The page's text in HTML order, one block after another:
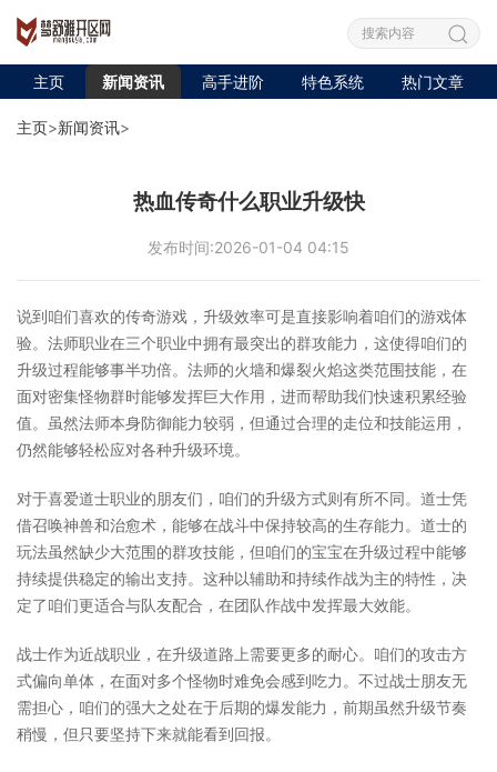
主页 新闻资讯 高手进阶 特色系统 热门文章
主页>新闻资讯>
热血传奇什么职业升级快
发布时间:2026-01-04 04:15
说到咱们喜欢的传奇游戏，升级效率可是直接影响着咱们的游戏体
验。法师职业在三个职业中拥有最突出的群攻能力，这使得咱们的
升级过程能够事半功倍。法师的火墙和爆裂火焰这类范围技能，在
面对密集怪物群时能够发挥巨大作用，进而帮助我们快速积累经验
值。虽然法师本身防御能力较弱，但通过合理的走位和技能运用，
仍然能够轻松应对各种升级环境。
对于喜爱道士职业的朋友们，咱们的升级方式则有所不同。道士凭
借召唤神兽和治愈术，能够在战斗中保持较高的生存能力。道士的
玩法虽然缺少大范围的群攻技能，但咱们的宝宝在升级过程中能够
持续提供稳定的输出支持。这种以辅助和持续作战为主的特性，决
定了咱们更适合与队友配合，在团队作战中发挥最大效能。
战士作为近战职业，在升级道路上需要更多的耐心。咱们的攻击方
式偏向单体，在面对多个怪物时难免会感到吃力。不过战士朋友无
需担心，咱们的强大之处在于后期的爆发能力，前期虽然升级节奏
稍慢，但只要坚持下来就能看到回报。